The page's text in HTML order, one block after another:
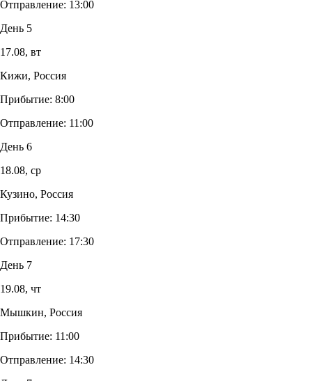
Отправление: 13:00
День 5
17.08, вт
Кижи, Россия
Прибытие: 8:00
Отправление: 11:00
День 6
18.08, ср
Кузино, Россия
Прибытие: 14:30
Отправление: 17:30
День 7
19.08, чт
Мышкин, Россия
Прибытие: 11:00
Отправление: 14:30